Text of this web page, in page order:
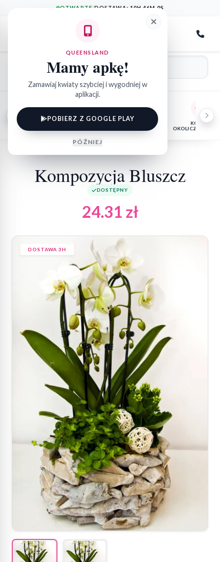
OTWARTE|DOSTAWA: 10H 46M 0S
QueensLand
FLORYSTYKA
POGRZEBOWA
KWIATY
KOSZE
Kompozycja Bluszcz
DOSTĘPNY
24.31 zł
DOSTAWA 3H
QUEENSLAND
Mamy apkę!
Zamawiaj kwiaty szybciej i wygodniej w
aplikacji.
POBIERZ Z GOOGLE PLAY
PÓŹNIEJ